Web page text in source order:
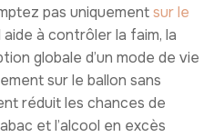
pas uniquementsur le
aide à contrôler la faim, la
globale d’un mode de vie
sur le ballon sans
réduit les chances de
et l’alcool en excès